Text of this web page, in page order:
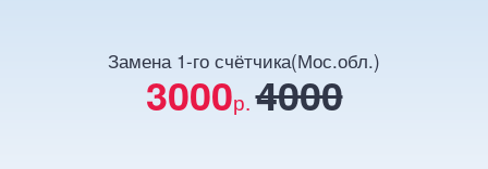
Замена 1-го счётчика(Мос.обл.)
3000р.4000